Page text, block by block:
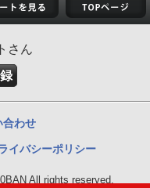
さん
合わせ
イバシーポリシー
All rights reserved.